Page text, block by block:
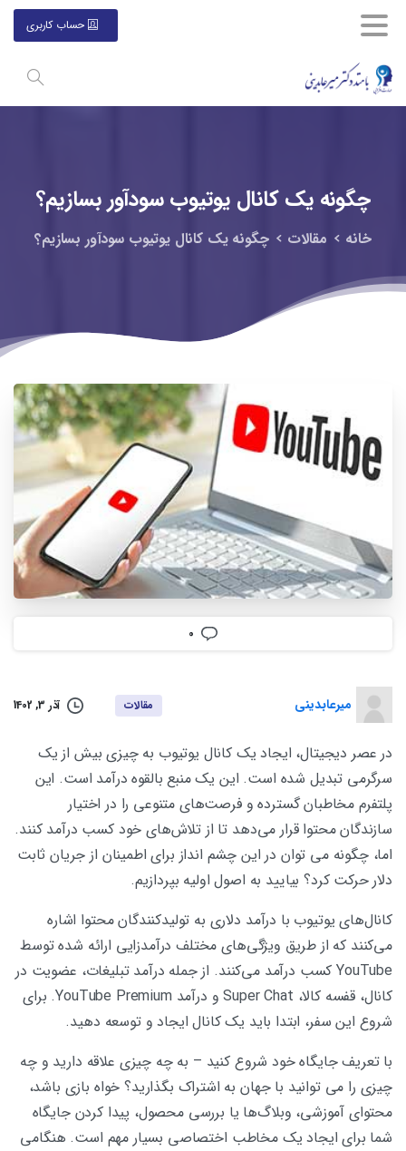
حساب کاربری
چگونه یک کانال یوتیوب سودآور بسازیم؟
خانه مقالات چگونه یک کانال یوتیوب سودآور بسازیم؟
0
میرعابدینی مقالات آذر 3, 1402
در عصر دیجیتال، ایجاد یک کانال یوتیوب به چیزی بیش از یک
سرگرمی تبدیل شده است. این یک منبع بالقوه درآمد است. این
پلتفرم مخاطبان گسترده و فرصت‌های متنوعی را در اختیار
سازندگان محتوا قرار می‌دهد تا از تلاش‌های خود کسب درآمد کنند.
اما، چگونه می توان در این چشم انداز برای اطمینان از جریان ثابت
دلار حرکت کرد؟ بیایید به اصول اولیه بپردازیم.
کانال‌های یوتیوب با درآمد دلاری به تولیدکنندگان محتوا اشاره
می‌کنند که از طریق ویژگی‌های مختلف درآمدزایی ارائه شده توسط
YouTube کسب درآمد می‌کنند. از جمله درآمد تبلیغات، عضویت در
کانال، قفسه کالا، Super Chat و درآمد YouTube Premium. برای
شروع این سفر، ابتدا باید یک کانال ایجاد و توسعه دهید.
با تعریف جایگاه خود شروع کنید – به چه چیزی علاقه دارید و چه
چیزی را می توانید با جهان به اشتراک بگذارید؟ خواه بازی باشد،
محتوای آموزشی، وبلاگ‌ها یا بررسی محصول، پیدا کردن جایگاه
شما برای ایجاد یک مخاطب اختصاصی بسیار مهم است. هنگامی